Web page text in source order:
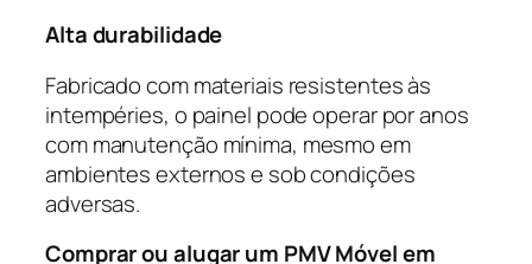
Alta durabilidade
Fabricado com materiais resistentes às
intempéries, o painel pode operar por anos
com manutenção mínima, mesmo em
ambientes externos e sob condições
adversas.
Comprar ou alugar um PMV Móvel em